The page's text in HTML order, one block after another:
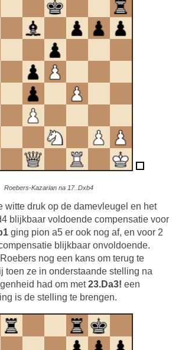
Roebers-Kazarian na 17..Dxb4
witte druk op de damevleugel en het
blijkbaar voldoende compensatie voor
ging pion a5 er ook nog af, en voor 2
blijkbaar onvoldoende.
nog een kans om terug te
toen ze in onderstaande stelling na
had om met23.Da3! een
is de stelling te brengen.